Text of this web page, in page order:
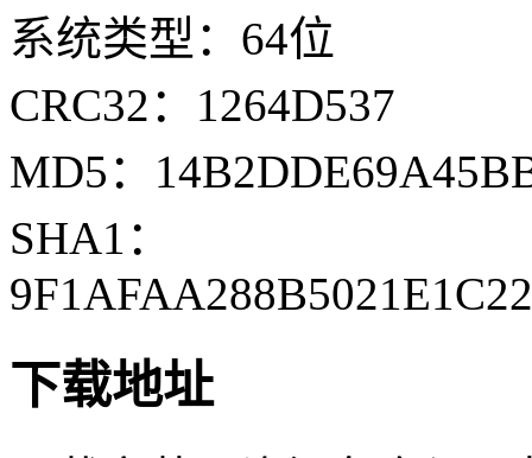
系统类型：64位
CRC32：1264D537
MD5：
SHA1：
下载地址